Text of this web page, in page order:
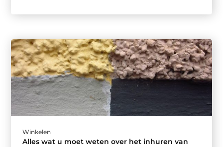
Winkelen
Alles wat u moet weten over het inhuren van